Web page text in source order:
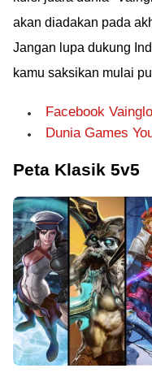
akan diadakan pada
Jangan lupa dukung
kamu saksikan mulai
Facebook
Dunia Games
Peta Klasik 5v5